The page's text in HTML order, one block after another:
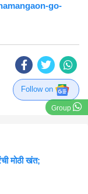
Group
go-
Follow on
मोठी खंत;